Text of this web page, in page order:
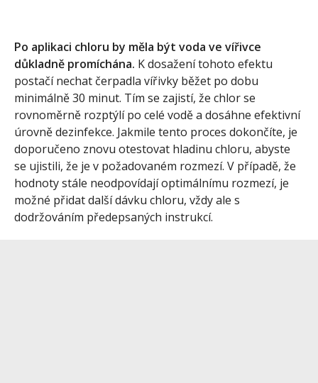
Po aplikaci chloru by měla být voda ve vířivce
důkladně promíchána. K dosažení tohoto efektu
postačí nechat čerpadla vířivky běžet po dobu
minimálně 30 minut. Tím se zajistí, že chlor se
rovnoměrně rozptýlí po celé vodě a dosáhne efektivní
úrovně dezinfekce. Jakmile tento proces dokončíte, je
doporučeno znovu otestovat hladinu chloru, abyste
se ujistili, že je v požadovaném rozmezí. V případě, že
hodnoty stále neodpovídají optimálnímu rozmezí, je
možné přidat další dávku chloru, vždy ale s
dodržováním předepsaných instrukcí.